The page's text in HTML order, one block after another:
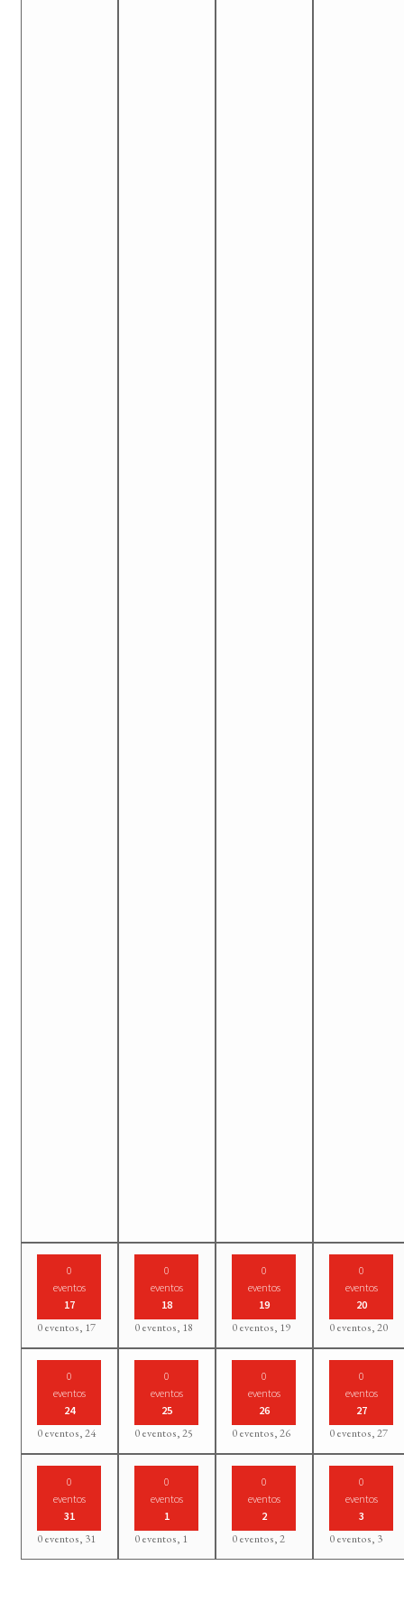
0
eventos
17
0 eventos, 17
0
eventos
18
0 eventos, 18
0
eventos
19
0 eventos, 19
0
eventos
20
0 eventos,20
0
eventos
24
0 eventos,24
0
eventos
25
0 eventos,25
0
eventos
26
0 eventos,26
0
eventos
27
0 eventos,27
0
eventos
31
0 eventos, 31
0
eventos
1
0 eventos, 1
0
eventos
2
0 eventos,2
0
eventos
3
0 eventos, 3